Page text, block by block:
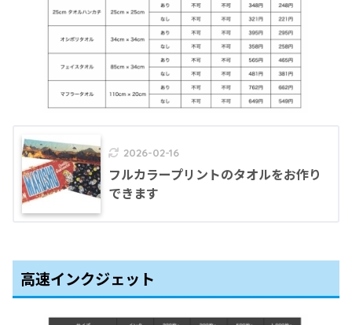
2026-02-16
フルカラープリントのタオルをお作り
できます
高速インクジェット